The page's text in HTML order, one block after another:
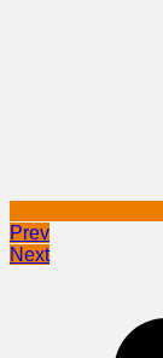
Prev
Next